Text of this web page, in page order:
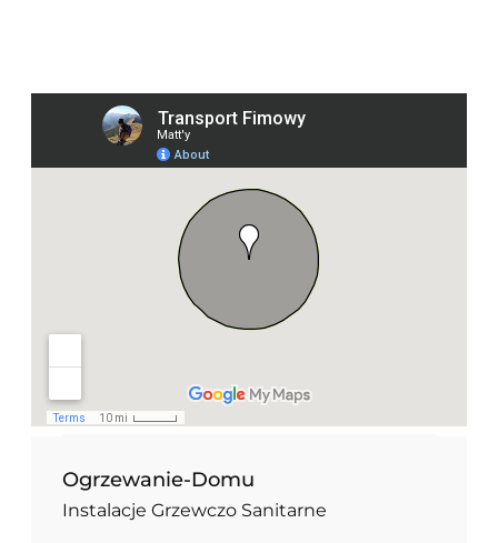
Ogrzewanie-Domu
Instalacje Grzewczo Sanitarne